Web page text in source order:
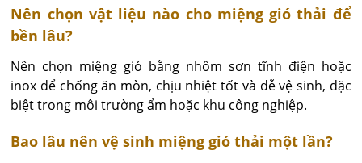
Nên chọn vật liệu nào cho miệng gió thải để
bền lâu?
Nên chọn miệng gió bằng nhôm sơn tĩnh điện hoặc
inox để chống ăn mòn, chịu nhiệt tốt và dễ vệ sinh, đặc
biệt trong môi trường ẩm hoặc khu công nghiệp.
Bao lâu nên vệ sinh miệng gió thải một lần?